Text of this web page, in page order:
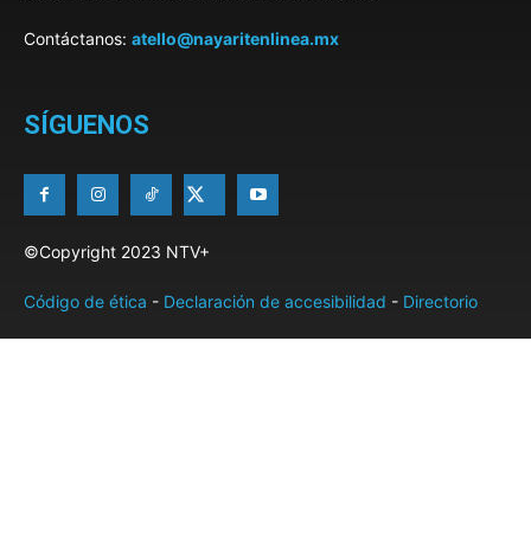
Contáctanos: atello@nayaritenlinea.mx
SÍGUENOS
©Copyright 2023 NTV+
Código de ética - Declaración de accesibilidad - Directorio